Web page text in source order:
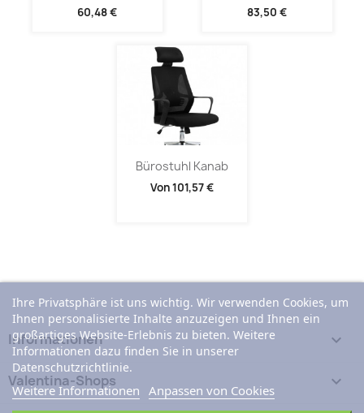
60,48 € 83,50 €
Bürostuhl Kanab
Von101,57 €
Informationen 
Valentina-Shops 
Ihre Privatsphäre ist uns wichtig. Wir verwenden Cookies, um
Ihnen personalisierte Inhalte anzuzeigen und Ihnen ein
großartiges Website-Erlebnis zu bieten. Weitere
Informationen dazu finden Sie in unserer
Datenschutzrichtlinie.
Weitere Informationen Anpassen von Cookies